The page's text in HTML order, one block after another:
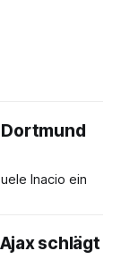
Inacio ein
schlägt